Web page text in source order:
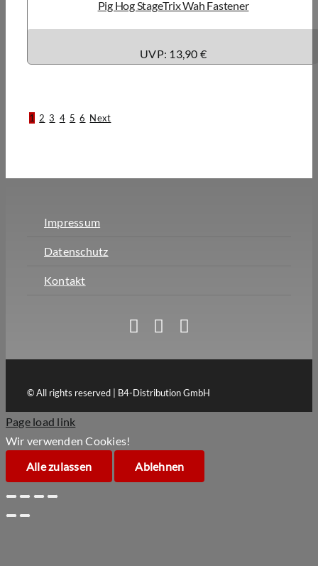
Pig Hog StageTrix Wah Fastener
UVP: 13,90 €
1 2 3 4 5 6 Next
Impressum
Datenschutz
Kontakt
© All rights reserved | B4-Distribution GmbH
Page load link
Wir verwenden Cookies!
Alle zulassen
Ablehnen